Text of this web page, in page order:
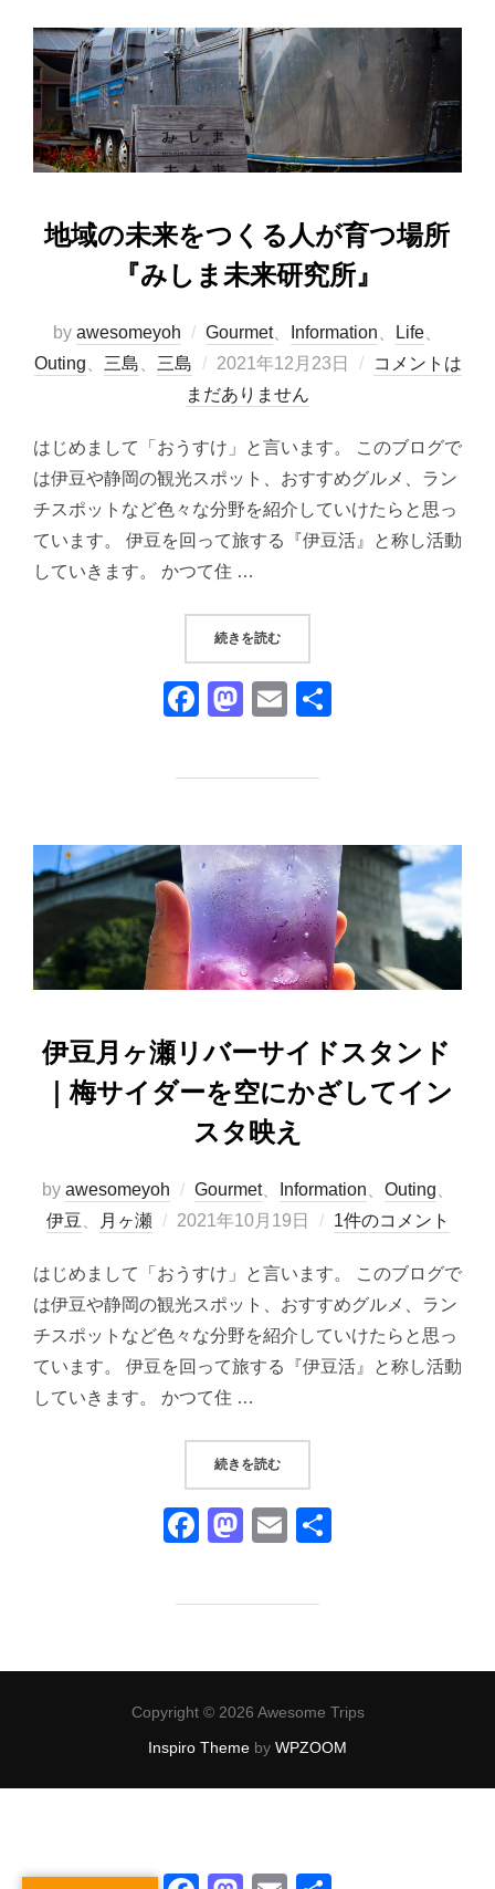
b
o
o
k
d
o
n
地域の未来をつくる人が育つ場所
『みしま未来研究所』
by awesomeyoh Gourmet、 Information Life
Outing
三島 三島
投
稿
2021年12月23日
コメントは
まだありません
はじめまして「おうすけ」と言います。 このブログで
は伊豆や静岡の観光スポット、おすすめグルメ、ラン
チスポットなど色々な分野を紹介していけたらと思っ
ています。 伊豆を回って旅する『伊豆活』と称し活動
していきます。 かつて住 …
続きを読む“地域の未来をつくる人が育つ場所
F
c
b
o
o
k
M
st
d
o
n
E
ail
伊豆月ヶ瀬リバーサイドスタンド
｜梅サイダーを空にかざしてイン
スタ映え
by awesomeyoh Gourmet、 Information Outing
伊豆
月ヶ瀬
投
日:
2021年10月19日 1件のコメント
はじめまして「おうすけ」と言います。 このブログで
は伊豆や静岡の観光スポット、おすすめグルメ、ラン
チスポットなど色々な分野を紹介していけたらと思っ
ています。 伊豆を回って旅する『伊豆活』と称し活動
していきます。 かつて住 …
続きを読む“伊豆月ヶ瀬リバーサイドスタンド
F
c
b
o
o
M
st
d
o
n
E
ail
Copyright © 2026 Awesome Trips
Inspiro Theme by WPZOOM
FacebookMastodon
Email